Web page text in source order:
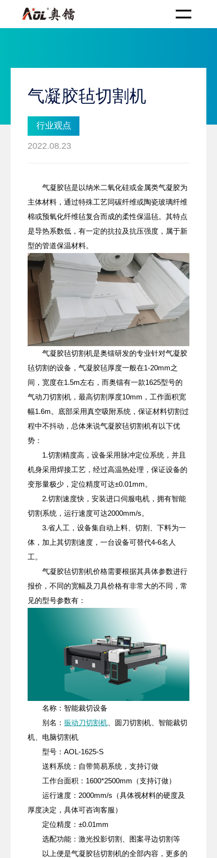
气凝胶毡切割机
行业观点
2022.08.23
气凝胶毡是以纳米二氧化硅或金属类气凝胶为
主体材料，通过特殊工艺同碳纤维或陶瓷玻璃纤维
棉或预氧化纤维毡复合而成的柔性保温毡。其特点
是导热系数低，有一定的抗拉及抗压强度，属于新
型的管道保温材料。
气凝胶毡切割机是奥镭研发的专业针对气凝胶
毡切割的设备，气凝胶毡厚度一般在1-20mm之
间，宽度在1.5m左右，而奥镭有一款1625型号的
气动刀切割机，最高切割厚度10mm，工作面积宽
幅1.6m。底部采用真空吸附系统，保证材料切割过
程中不抖动，总体来说气凝胶毡切割机有以下优
势：
1.切割精度高，设备采用脉冲定位系统，并且
机身采用焊接工艺，经过高温热处理，保证设备的
变形量极少，定位精度可达±0.01mm。
2.切割速度快，安装进口伺服电机，拥有智能
切割系统，运行速度可达2000mm/s。
3.省人工，设备集自动上料、切割、下料为一
体，加上其切割速度，一台设备可替代4-6名人
工。
气凝胶毡切割机价格需要根据其具体参数进行
报价，不同的宽幅及刀具价格有非常大的不同，常
见的型号参数有：
名称：智能裁切设备
别名：振动刀切割机 、圆刀切割机、智能裁切
机、电脑切割机
型号：AOL-1625-S
送料系统：自带简易系统，支持订做
工作台面积：1600*2500mm（支持订做）
运行速度：2000mm/s（具体视材料的硬度及
厚度决定，具体可咨询客服）
定位精度：±0.01mm
选配功能：激光投影切割、图案寻边切割等
以上便是气凝胶毡切割机的全部内容，更多的